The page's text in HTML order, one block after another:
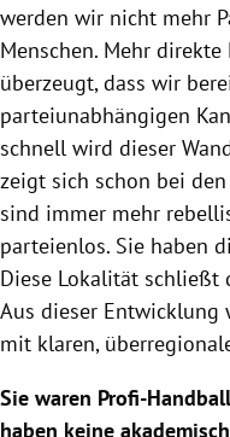
werden wir nicht mehr
Menschen. Mehr
überzeugt, dass wir
parteiunabhängigen
schnell wird dieser
zeigt sich schon bei
sind immer mehr
parteienlos. Sie haben
Diese Lokalität schließt
Aus dieser Entwicklung
mit klaren,
Sie waren Profi-
haben keine